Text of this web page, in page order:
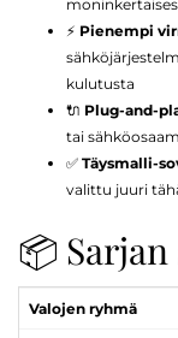
⚡ Pienempi
kulutusta
🔌 Plug-and-
tai
✅ Täysmalli-
valittu juuri
📦
Valojen ryhmä